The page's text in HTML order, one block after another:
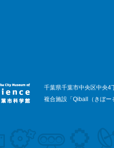
千葉県千葉市中央区中央4
複合施設「Qiball（きぼー